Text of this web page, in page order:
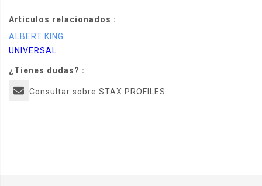
Articulos relacionados :
ALBERT KING
UNIVERSAL
¿Tienes dudas? :
Consultar sobre STAX PROFILES